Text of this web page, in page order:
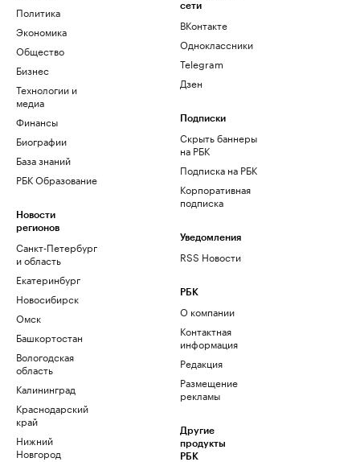
Политика
Экономика
Общество
Бизнес
Технологии и
медиа
Финансы
Биографии
База знаний
РБК Образование
Новости
регионов
Санкт-Петербург
и область
Екатеринбург
Новосибирск
Омск
Башкортостан
Вологодская
область
Калининград
Краснодарский
край
Нижний
Новгород
сети
ВКонтакте
Одноклассники
Telegram
Дзен
Подписки
Скрыть баннеры
на РБК
Подписка на РБК
Корпоративная
подписка
Уведомления
RSS Новости
РБК
О компании
Контактная
информация
Редакция
Размещение
рекламы
Другие
продукты
РБК